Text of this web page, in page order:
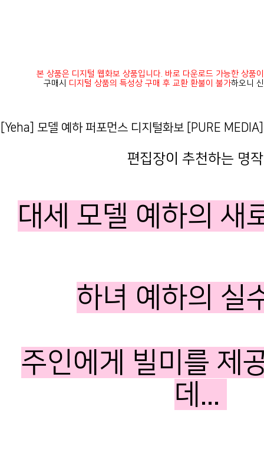
본 상품은 디지털 웹화보 상품입니다. 바로 다운로드 가능한 상품
구매시 디지털 상품의 특성상 구매 후 교환 환불이 불가하오니
[Yeha] 모델 예하 퍼포먼스 디지털화보 [PURE
편집장이 추천하는 명
대세 모델 예하의 새
하녀 예하의 실
데...